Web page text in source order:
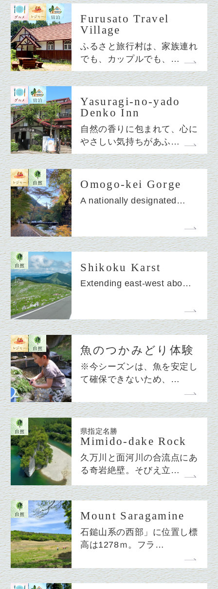
Furusato Travel
Village
ふるさと旅行村は、家族連れ
でも、カップルでも、…
Yasuragi-no-yado
Denko Inn
自然の香りに包まれて、心に
やさしい気持ちがあふ…
Omogo-kei Gorge
A nationally designated…
Shikoku Karst
Extending east-west abo…
魚のつかみどり体験
※今シーズンは、魚を安定し
て確保できないため、…
県指定名勝
Mimido-dake Rock
久万川と面河川の合流点にあ
る奇岩絶壁。そびえ立…
Mount Saragamine
石鎚山系の西部」に位置し標
高は1278ｍ。フラ…